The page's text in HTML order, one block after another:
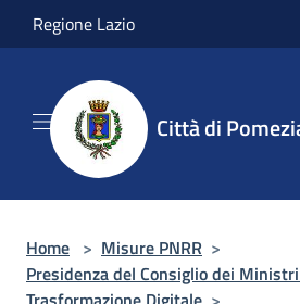
Salta al contenuto principale
Regione Lazio
Città di
Home > Misure PNRR >
Presidenza del Consiglio dei